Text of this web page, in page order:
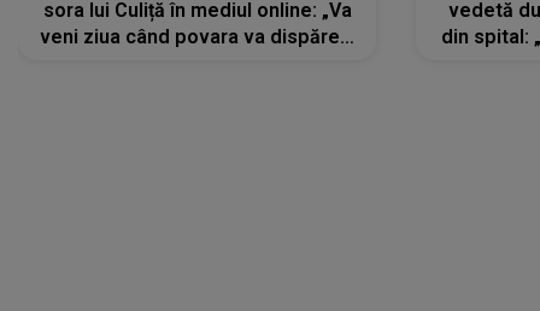
sora lui Culiță în mediul online: „Va
veni ziua când povara va dispărea,
vedetă
din spital: